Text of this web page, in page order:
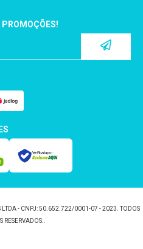
PROMOÇÕES!
LTDA - CNPJ: 50.652.722/0001-07 - 2023. TODOS
RESERVADOS..